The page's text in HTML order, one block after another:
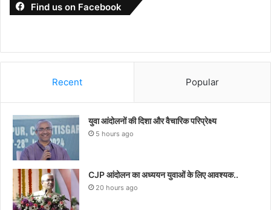
Find us on Facebook
Recent Popular
युवा आंदोलनों की दिशा और वैचारिक परिप्रेक्ष्य
5 hours ago
CJP आंदोलन का अध्ययन युवाओं के लिए आवश्यक..
20 hours ago